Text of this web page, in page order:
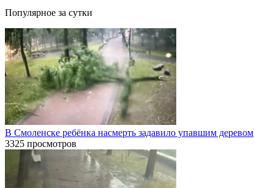
Популярное за сутки
В Смоленске ребёнка насмерть задавило упавшим деревом
3325 просмотров